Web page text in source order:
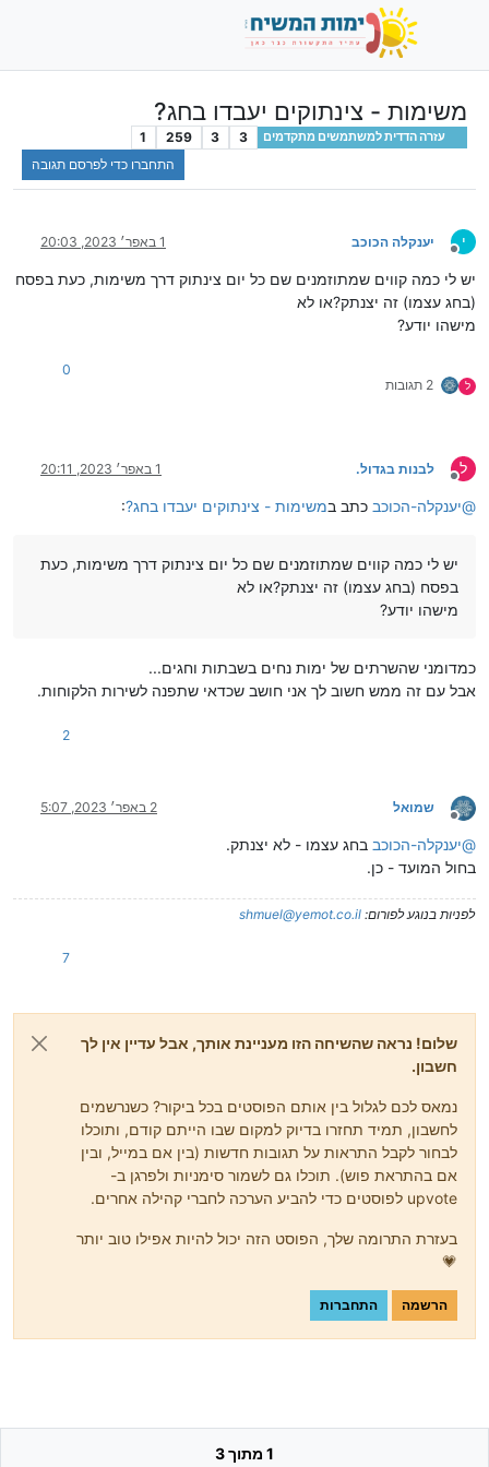
משימות - צינתוקים יעבדו בחג?
עזרה הדדית למשתמשים מתקדמים 3
3
259
1
התחברו כדי לפרסם תגובה
י
מנותק
יענקלה הכוכב 1 באפר׳ 2023, 20:03
יש לי כמה קווים שמתוזמנים שם כל יום צינתוק דרך משימות, כעת בפסח
(בחג עצמו) זה יצנתק?או לא
מישהו יודע?
ל 2 תגובות
0
ל
מנותק
לבנות בגדול. 1 באפר׳ 2023, 20:11
@יענקלה-הכוכב כתב במשימות - צינתוקים יעבדו בחג?:
יש לי כמה קווים שמתוזמנים שם כל יום צינתוק דרך משימות, כעת
בפסח (בחג עצמו) זה יצנתק?או לא
מישהו יודע?
כמדומני שהשרתים של ימות נחים בשבתות וחגים...
אבל עם זה ממש חשוב לך אני חושב שכדאי שתפנה לשירות הלקוחות.
2
מנותק
שמואל 2 באפר׳ 2023, 5:07
@יענקלה-הכוכב בחג עצמו - לא יצנתק.
בחול המועד - כן.
לפניות בנוגע לפורום: shmuel@yemot.co.il
7
שלום! נראה שהשיחה הזו מעניינת אותך, אבל עדיין אין לך
חשבון.
נמאס לכם לגלול בין אותם הפוסטים בכל ביקור? כשנרשמים
לחשבון, תמיד תחזרו בדיוק למקום שבו הייתם קודם, ותוכלו
לבחור לקבל התראות על תגובות חדשות (בין אם במייל, ובין
אם בהתראת פוש). תוכלו גם לשמור סימניות ולפרגן ב-
upvote לפוסטים כדי להביע הערכה לחברי קהילה אחרים.
בעזרת התרומה שלך, הפוסט הזה יכול להיות אפילו טוב יותר
💗
הרשמה התחברות
1 מתוך 3